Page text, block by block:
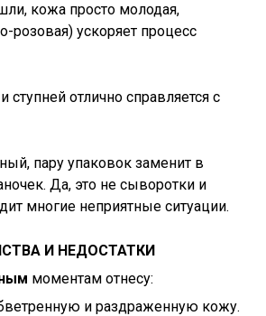
кожа просто молодая,
розовая) ускоряет процесс
ступней отлично справляется с
пару упаковок заменит в
Да, это не сыворотки и
многие неприятные ситуации.
И НЕДОСТАТКИ
моментам отнесу:
и раздраженную кожу.